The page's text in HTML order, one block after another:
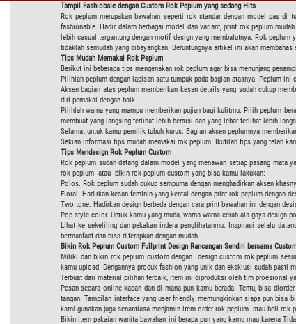
Tampil Fashiobale dengan Custom Rok Peplum yang sedang Hits
Rok peplum merupakan bawahan seperti rok standar dengan model pas di
fashionable. Hadir dalam berbagai model dan variant, print rok peplum
lebih casual tergantung dengan motif design yang membalutnya. Rok
tidaklah semudah yang dibayangkan. Beruntungnya artikel ini akan
Tips Mudah Memakai Rok Peplum
Berikut ini beberapa tips mengenakan rok peplum agar bisa menunjang
Pilihlah peplum dengan lapisan satu tumpuk pada bagian atasnya. Peplum
Aksen bagian atas peplum memberikan kesan details yang sudah cukup
diri pemakai dengan baik.
Pilihlah warna yang mampu memberikan pujian bagi kulitmu. Pilih peplum
membuat yang langsing terlihat lebih bersisi dan yang lebar terlihat lebih
Selamat untuk kamu pemilik tubuh kurus. Bagian aksen peplumnya
Sekian informasi tips mudah memakai rok peplum. Ikutilah tips yang telah
Tips Mendesign Rok Peplum Custom
Rok peplum sudah datang dalam model yang menawan setiap pasang
rok peplum atau bikin rok peplum custom yang bisa kamu lakukan:
Polos. Rok peplum sudah cukup sempurna dengan menghadirkan aksen
Floral. Hadirkan kesan feminin yang kental dengan print rok peplum dengan
Two tone. Hadirkan design berbeda dengan cara print bawahan ini dengan
Pop style color. Untuk kamu yang muda, warna-warna cerah ala gaya design
Lihat ke sekeliling dan pekakan indera penglihatanmu. Inspirasi selalu
bermanfaat dan bisa diterapkan dengan mudah.
Bikin Rok Peplum Custom Fullprint Design Rancangan Sendiri bersama
Miliki dan bikin rok peplum custom dengan design custom rok peplum
kamu upload. Dengannya produk fashion yang unik dan eksklusi sudah pasti
Terbuat dari material pilihan terbaik, item ini diproduksi oleh tim proesional
Pesan secara online kapan dan di mana pun kamu berada. Tentu, bisa
tangan. Tampilan interface yang user friendly memungkinkan siapa pun
kami gunakan juga senantiasa menjamin item order rok peplum atau beli rok
Bikin item pakaian wanita bawahan ini berapa pun yang kamu mau karena